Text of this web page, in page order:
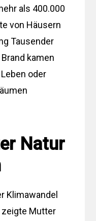
als 400.000
von Häusern
Tausender
kamen
oder
Natur
Klimawandel
zeigte Mutter